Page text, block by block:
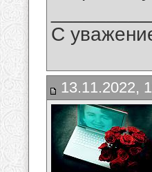
С
13.11.2022,